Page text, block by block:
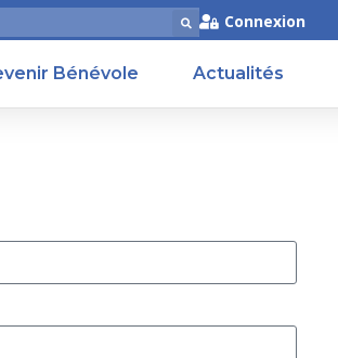
Connexion
Bénévole Actualités